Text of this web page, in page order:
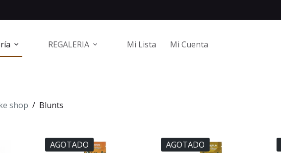
REGALERIA Mi Lista Mi Cuenta
shop / Blunts
AGOTADO AGOTADO